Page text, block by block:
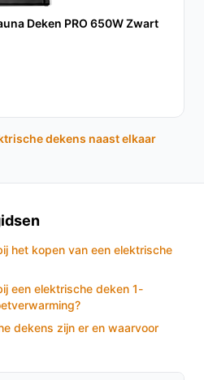
is een uitstekende keuze
is naar comfort en warmte.
de koude maanden.
en vergelijk prijzen op
Kies bewust wat perfect
Deken PRO 650W Zwart
dekens naast elkaar
het kopen van een elektrische
een elektrische deken 1-
dekens zijn er en waarvoor